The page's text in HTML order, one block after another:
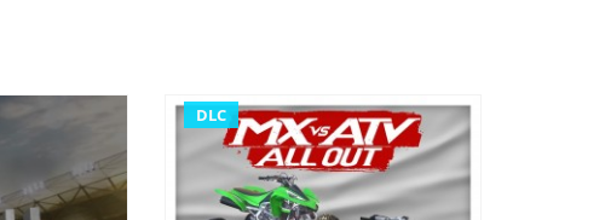
DLC